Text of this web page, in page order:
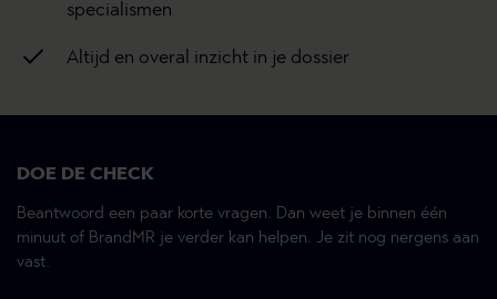
specialismen
Altijd en overal inzicht in je dossier
DOE DE CHECK
Beantwoord een paar korte vragen. Dan weet je binnen één
minuut of BrandMR je verder kan helpen. Je zit nog nergens aan
vast.